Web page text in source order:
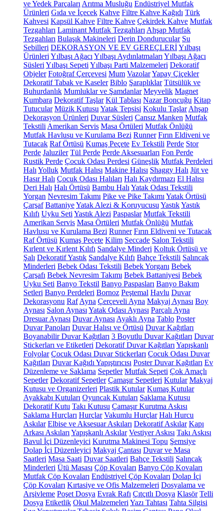
ve Yedek Parçaları Arıtma Musluğu Endüstriyel Mutfak
Ürünleri Gıda ve İçecek Kahve Filtre Kahve Kağıdı Türk
Kahvesi Kapsül Kahve Filtre Kahve Çekirdek Kahve Mutfak
Tezgahları Laminant Mutfak Tezgahları Ahşap Mutfak
Tezgahları Bulaşık Makineleri Derin Dondurucular Su
Sebilleri DEKORASYON VE EV GEREÇLERİYılbaşı
Ürünleri Yılbaşı Ağacı Yılbaşı Aydınlatmaları Yılbaşı Ağacı
Süsleri Yılbaşı Sepeti Yılbaşı Parti Malzemeleri Dekoratif
Objeler Fotoğraf Çerçevesi Mum VazolarYapay Çiçekler
Dekoratif Tabak ve Kaseler Biblo Şaraplıklar Tütsülük ve
Buhurdanlık Mumluklar ve Şamdanlar Meyvelik Magnet
Kumbara Dekoratif Taşlar Kül Tablası Nazar Boncuğu Kitap
Tutucular Müzik Kutusu Yatak Tepsisi Kokulu Taşlar Ahşap
Dekorasyon Ürünleri Duvar Süsleri Cansız Manken Mutfak
Tekstili Amerikan Servis Masa Örtüleri Mutfak Önlüğü
Mutfak Havlusu ve Kurulama Bezi Runner Fırın Eldiveni ve
Tutacak Raf Örtüsü Kumaş Peçete Ev Tekstili Perde Stor
Perde Jaluziler Tül Perde Perde Aksesuarları Fon Perde
Rustik Perde Çocuk Odası Perdesi Güneşlik Mutfak Perdeleri
Halı Yolluk Mutfak Halısı Makine Halısı Shaggy Halı Jüt ve
Hasır Halı Çocuk Odası Halıları Halı Kaydırmazı El Halısı
Deri Halı Halı Örtüsü Bambu Halı Yatak Odası Tekstili
Yorgan Nevresim Takımı Pike ve Pike Takımı Yatak Örtüsü
Çarşaf BattaniyeYatak Alezi & Koruyucusu YastıkYastık
Kılıfı Uyku Seti Yastık Alezi Paspaslar Mutfak Tekstili
Amerikan Servis Masa Örtüleri Mutfak Önlüğü Mutfak
Havlusu ve Kurulama Bezi Runner Fırın Eldiveni ve Tutacak
Raf Örtüsü Kumaş Peçete Kilim Seccade Salon Tekstili
Kırlent ve Kırlent Kılıfı Sandalye Minderi Koltuk Örtüsü ve
Şalı Dekoratif Yastık Sandalye Kılıfı Bahçe Tekstili Salıncak
Minderleri Bebek Odası Tekstili Bebek Yorganı Bebek
Çarşafı Bebek Nevresim Takımı Bebek Battaniyesi Bebek
Uyku Seti Banyo Tekstil Banyo Paspasları Banyo Bakım
Setleri Banyo Perdeleri Bornoz Peştemal Havlu Duvar
Dekorasyonu Raf Ayna Çerçeveli Ayna Makyaj Aynası Boy
Aynası Salon Aynası Yatak Odası Aynası Parçalı Ayna
Dresuar Aynası Duvar Aynası Ayaklı Ayna Tablo Poster
Duvar Panoları Duvar Halısı ve Örtüsü Duvar Kağıtları
Boyanabilir Duvar Kağıtları 3 Boyutlu Duvar Kağıtları Duvar
Stickerları ve Etiketleri Dekoratif Duvar Kağıtları Yapışkanlı
Folyolar Çocuk Odası Duvar Stickerları Çocuk Odası Duvar
Kağıtları Duvar Kağıdı Yapıştırıcısı Poster Duvar Kağıtları Ev
Düzenleme ve Saklama Sepetler Mutfak Sepeti Çok Amaçlı
Sepetler Dekoratif Sepetler Çamaşır Sepetleri Kutular Makyaj
Kutusu ve Organizerleri Plastik Kutular Kumaş Kutular
Ayakkabı Kutuları Oyuncak Kutuları Saklama Kutusu
Dekoratif Kutu Takı Kutusu Çamaşır Kurutma Askısı
Saklama Hurçları Hurçlar Vakumlu Hurçlar Halı Hurcu
Askılar Elbise ve Aksesuar Askıları Dekoratif Askılar Kapı
Arkası Askıları Yapışkanlı Askılar Vestiyer Askısı Takı Askısı
Bavul İçi Düzenleyici Kurutma Makinesi Topu Şemsiye
Dolap İçi Düzenleyici Makyaj Çantası Duvar ve Masa
Saatleri Masa Saati Duvar Saatleri Bahçe Tekstili Salıncak
Minderleri Ütü Masası Çöp Kovaları Banyo Çöp Kovaları
Mutfak Çöp Kovaları Endüstriyel Çöp Kovaları Dolap İçi
Çöp Kovaları Kırtasiye ve Ofis Malzemeleri Dosyalama ve
Arşivleme Poşet Dosya Evrak Rafı Çıtçıtlı Dosya Klasör Telli
Dosya Etiketlik Okul Malzemeleri Yazı Tahtası Tahta Silgisi